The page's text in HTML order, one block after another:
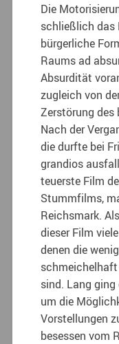
Die
schließlich das
bürgerliche
Raums ad
Absurdität
zugleich von
Zerstörung des
Nach der
die durfte bei
grandios
teuerste Film
Stummfilms,
Reichsmark.
dieser Film
denen die
sind. Lang ging
um die
Vorstellungen
besessen vom